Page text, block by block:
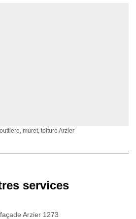
muret, toiture Arzier
services
Arzier 1273